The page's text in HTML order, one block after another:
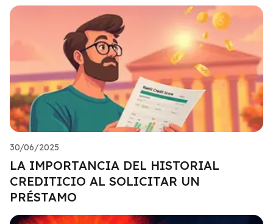
30/06/2025
LA IMPORTANCIA DEL HISTORIAL
CREDITICIO AL SOLICITAR UN
PRÉSTAMO